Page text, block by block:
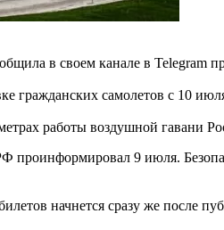
в своем канале в Telegram
гражданских самолетов с 10
работы воздушной гавани
проинформировал 9 июля.
начнется сразу же после